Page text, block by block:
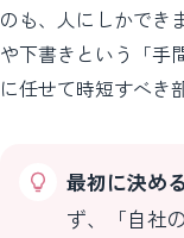
のも、人にしかでき
や下書きという「手
に任せて時短すべき
最初に決め
ず、「自社